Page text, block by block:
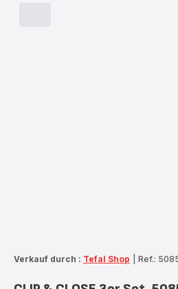
Verkauf durch : Tefal Shop Ref.: